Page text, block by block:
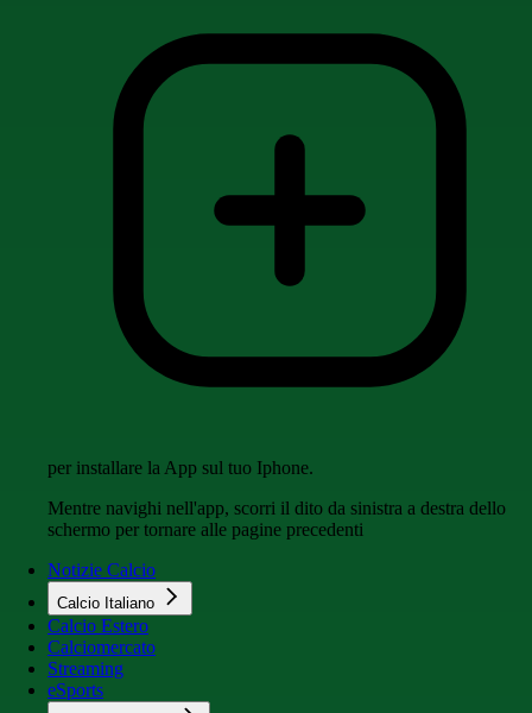
per installare la App sul tuo Iphone.
Mentre navighi nell'app, scorri il dito da sinistra a destra dello
schermo per tornare alle pagine precedenti
Notizie Calcio
Calcio Italiano
Calcio Estero
Calciomercato
Streaming
eSports